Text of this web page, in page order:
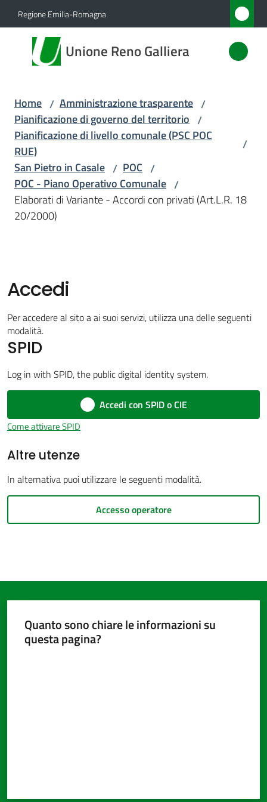
Vai al contenuto
Vai alla navigazione
Vai al footer
Regione Emilia-Romagna
Unione Reno Galliera
Unione
Reno
Amministrazione
Menu selezionato
Novità
Servizi
Amministrazione
trasparente
Menu selezionato
Tutti
gli
Seguici
su
Home / Amministrazione trasparente /
Pianificazione di governo del territorio /
Pianificazione di livello comunale (PSC POC
RUE)
/
San Pietro in Casale / POC /
POC - Piano Operativo Comunale /
Elaborati di Variante - Accordi con privati (Art.L.R. 18
20/2000)
Accedi
Per accedere al sito a ai suoi servizi, utilizza una delle seguenti
modalità.
SPID
Log in with SPID, the public digital identity system.
Accedi con SPID o CIE
Come attivare SPID
Altre utenze
In alternativa puoi utilizzare le seguenti modalità.
Accesso operatore
Quanto sono chiare le informazioni su
questa pagina?